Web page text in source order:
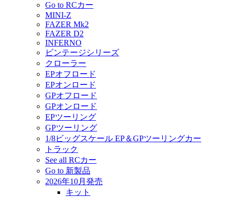
Go to RCカー
MINI-Z
FAZER Mk2
FAZER D2
INFERNO
ビンテージシリーズ
クローラー
EPオフロード
EPオンロード
GPオフロード
GPオンロード
EPツーリング
GPツーリング
1/8ビッグスケール EP＆GPツーリングカー
トラック
See all RCカー
Go to 新製品
2026年10月発売
キット